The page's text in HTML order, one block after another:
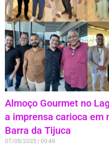
Almoço Gourmet no
a imprensa carioca em
Barra da Tijuca
07/05/2025 09:49